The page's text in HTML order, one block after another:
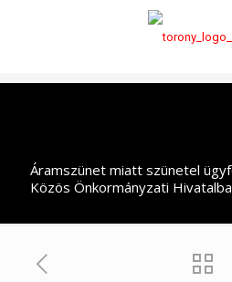
Áramszünet miatt szünetel
Közös Önkormányzati